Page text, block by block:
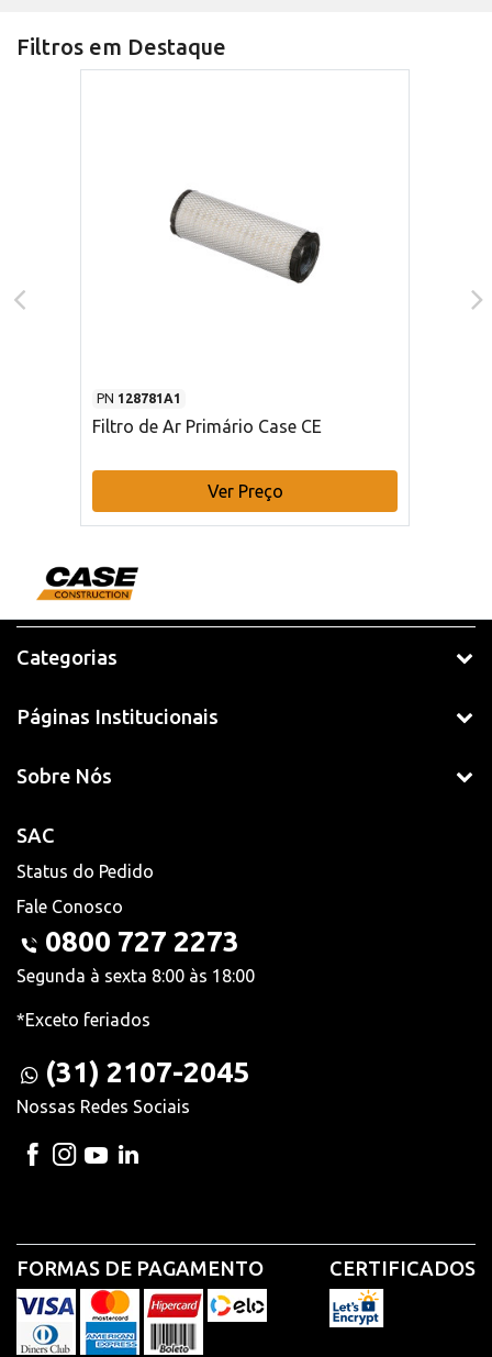
Filtros em Destaque
PN 128781A1
Filtro de Ar Primário Case CE
Ver Preço
Categorias
Páginas Institucionais
Sobre Nós
SAC
Status do Pedido
Fale Conosco
0800 727 2273
Segunda à sexta 8:00 às 18:00
*Exceto feriados
(31) 2107-2045
Nossas Redes Sociais
FORMAS DE PAGAMENTO CERTIFICADOS